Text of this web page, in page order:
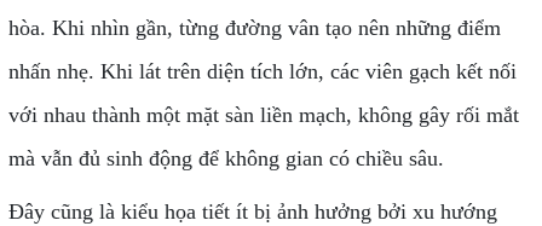
hòa. Khi nhìn gần, từng đường vân tạo nên những điểm
nhấn nhẹ. Khi lát trên diện tích lớn, các viên gạch kết nối
với nhau thành một mặt sàn liền mạch, không gây rối mắt
mà vẫn đủ sinh động để không gian có chiều sâu.
Đây cũng là kiểu họa tiết ít bị ảnh hưởng bởi xu hướng